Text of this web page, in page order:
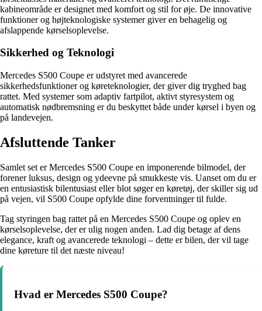
kabineområde er designet med komfort og stil for øje. De innovative
funktioner og højteknologiske systemer giver en behagelig og
afslappende kørselsoplevelse.
Sikkerhed og Teknologi
Mercedes S500 Coupe er udstyret med avancerede
sikkerhedsfunktioner og køreteknologier, der giver dig tryghed bag
rattet. Med systemer som adaptiv fartpilot, aktivt styresystem og
automatisk nødbremsning er du beskyttet både under kørsel i byen og
på landevejen.
Afsluttende Tanker
Samlet set er Mercedes S500 Coupe en imponerende bilmodel, der
forener luksus, design og ydeevne på smukkeste vis. Uanset om du er
en entusiastisk bilentusiast eller blot søger en køretøj, der skiller sig ud
på vejen, vil S500 Coupe opfylde dine forventninger til fulde.
Tag styringen bag rattet på en Mercedes S500 Coupe og oplev en
kørselsoplevelse, der er ulig nogen anden. Lad dig betage af dens
elegance, kraft og avancerede teknologi – dette er bilen, der vil tage
dine køreture til det næste niveau!
Hvad er Mercedes S500 Coupe?